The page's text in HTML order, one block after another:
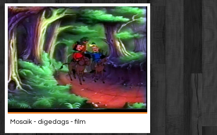
Mosaik - digedags - film